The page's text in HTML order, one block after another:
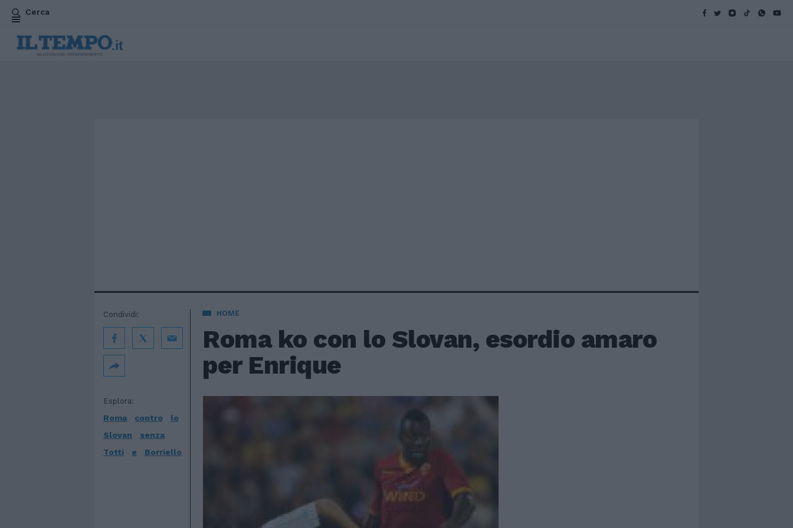
Cerca
HOME
Roma ko con lo Slovan, esordio amaro
per Enrique
Esplora:
Roma contro
lo
Slovan
senza
Totti
e Borriello
Condividi: